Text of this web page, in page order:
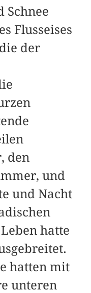
Schnee
Flusseises
der
den
und
und Nacht
hatte
hatten mit
unteren